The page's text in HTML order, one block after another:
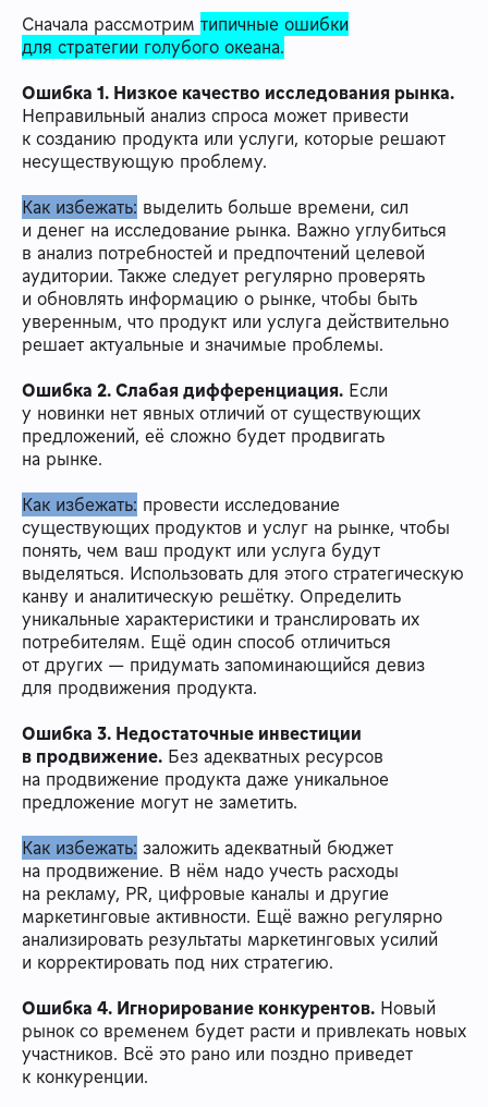
Сначала рассмотрим типичные ошибки
для стратегии голубого океана.
Ошибка 1. Низкое качество исследования рынка.
Неправильный анализ спроса может привести
к созданию продукта или услуги, которые решают
несуществующую проблему.
Как избежать: выделить больше времени, сил
и денег на исследование рынка. Важно углубиться
в анализ потребностей и предпочтений целевой
аудитории. Также следует регулярно проверять
и обновлять информацию о рынке, чтобы быть
уверенным, что продукт или услуга действительно
решает актуальные и значимые проблемы.
Ошибка 2. Слабая дифференциация. Если
у новинки нет явных отличий от существующих
предложений, её сложно будет продвигать
на рынке.
Как избежать: провести исследование
существующих продуктов и услуг на рынке, чтобы
понять, чем ваш продукт или услуга будут
выделяться. Использовать для этого стратегическую
канву и аналитическую решётку. Определить
уникальные характеристики и транслировать их
потребителям. Ещё один способ отличиться
от других — придумать запоминающийся девиз
для продвижения продукта.
Ошибка 3. Недостаточные инвестиции
в продвижение. Без адекватных ресурсов
на продвижение продукта даже уникальное
предложение могут не заметить.
Как избежать: заложить адекватный бюджет
на продвижение. В нём надо учесть расходы
на рекламу, PR, цифровые каналы и другие
маркетинговые активности. Ещё важно регулярно
анализировать результаты маркетинговых усилий
и корректировать под них стратегию.
Ошибка 4. Игнорирование конкурентов. Новый
рынок со временем будет расти и привлекать новых
участников. Всё это рано или поздно приведет
к конкуренции.